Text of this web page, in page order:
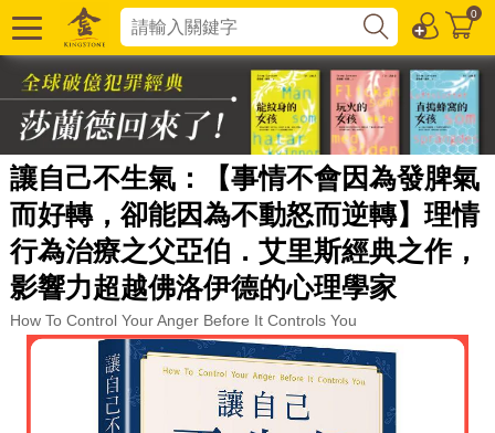
0
讓自己不生氣：【事情不會因為發脾氣
而好轉，卻能因為不動怒而逆轉】理情
行為治療之父亞伯．艾里斯經典之作，
影響力超越佛洛伊德的心理學家
How To Control Your Anger Before It Controls You